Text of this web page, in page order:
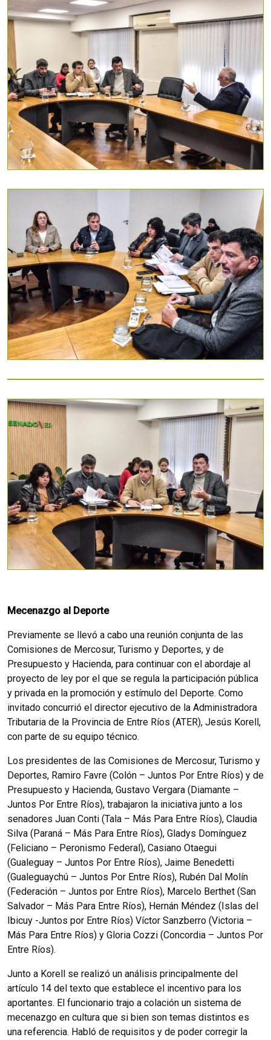
Mecenazgo al Deporte
Previamente se llevó a cabo una reunión conjunta de las
Comisiones de Mercosur, Turismo y Deportes, y de
Presupuesto y Hacienda, para continuar con el abordaje al
proyecto de ley por el que se regula la participación pública
y privada en la promoción y estímulo del Deporte. Como
invitado concurrió el director ejecutivo de la Administradora
Tributaria de la Provincia de Entre Ríos (ATER), Jesús Korell,
con parte de su equipo técnico.
Los presidentes de las Comisiones de Mercosur, Turismo y
Deportes, Ramiro Favre (Colón – Juntos Por Entre Ríos) y de
Presupuesto y Hacienda, Gustavo Vergara (Diamante –
Juntos Por Entre Ríos), trabajaron la iniciativa junto a los
senadores Juan Conti (Tala – Más Para Entre Ríos), Claudia
Silva (Paraná – Más Para Entre Ríos), Gladys Domínguez
(Feliciano – Peronismo Federal), Casiano Otaegui
(Gualeguay – Juntos Por Entre Ríos), Jaime Benedetti
(Gualeguaychú – Juntos Por Entre Ríos), Rubén Dal Molín
(Federación – Juntos por Entre Ríos), Marcelo Berthet (San
Salvador – Más Para Entre Ríos), Hernán Méndez (Islas del
Ibicuy -Juntos por Entre Ríos) Víctor Sanzberro (Victoria –
Más Para Entre Ríos) y Gloria Cozzi (Concordia – Juntos Por
Entre Ríos).
Junto a Korell se realizó un análisis principalmente del
artículo 14 del texto que establece el incentivo para los
aportantes. El funcionario trajo a colación un sistema de
mecenazgo en cultura que si bien son temas distintos es
una referencia. Habló de requisitos y de poder corregir la